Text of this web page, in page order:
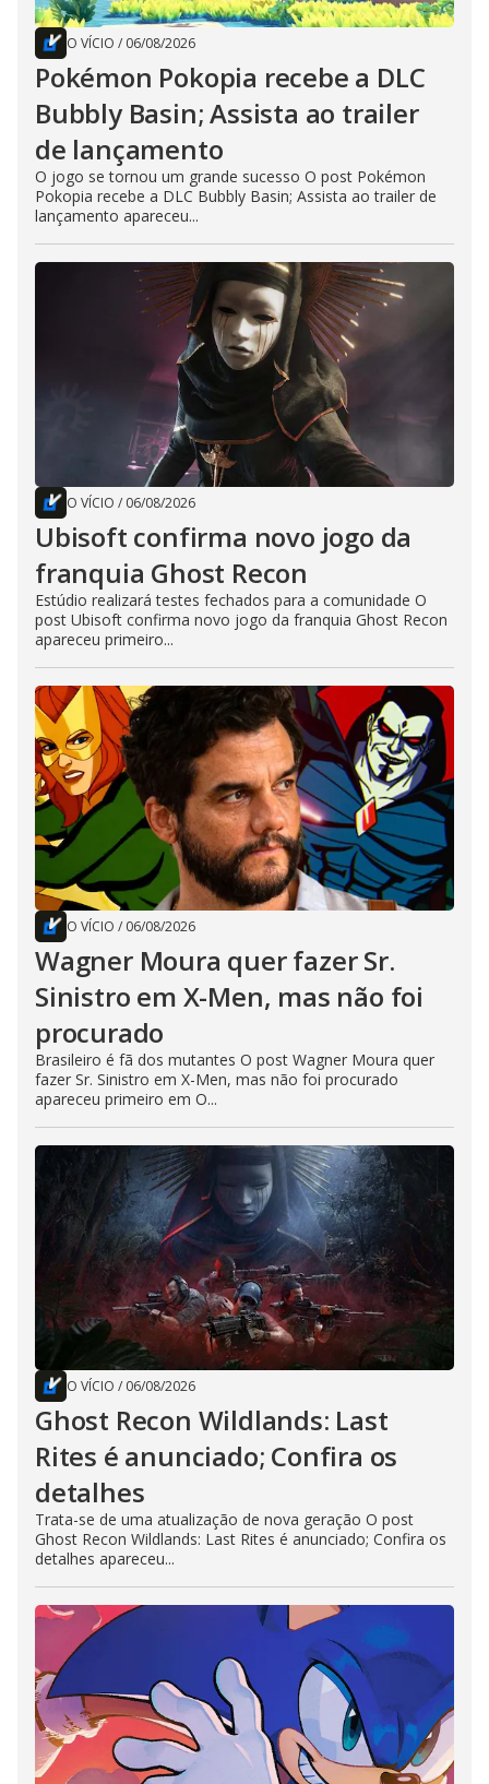
O VÍCIO / 06/08/2026
Pokémon Pokopia recebe a DLC
Bubbly Basin; Assista ao trailer
de lançamento
O jogo se tornou um grande sucesso O post Pokémon
Pokopia recebe a DLC Bubbly Basin; Assista ao trailer de
lançamento apareceu...
O VÍCIO / 06/08/2026
Ubisoft confirma novo jogo da
franquia Ghost Recon
Estúdio realizará testes fechados para a comunidade O
post Ubisoft confirma novo jogo da franquia Ghost Recon
apareceu primeiro...
O VÍCIO / 06/08/2026
Wagner Moura quer fazer Sr.
Sinistro em X-Men, mas não foi
procurado
Brasileiro é fã dos mutantes O post Wagner Moura quer
fazer Sr. Sinistro em X-Men, mas não foi procurado
apareceu primeiro em O...
O VÍCIO / 06/08/2026
Ghost Recon Wildlands: Last
Rites é anunciado; Confira os
detalhes
Trata-se de uma atualização de nova geração O post
Ghost Recon Wildlands: Last Rites é anunciado; Confira os
detalhes apareceu...